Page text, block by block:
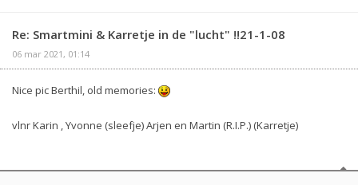
Re: Smartmini & Karretje in de "lucht" !!21-1-08
06 mar 2021, 01:14
Nice pic Berthil, old memories:
vlnr Karin , Yvonne (sleefje) Arjen en Martin (R.I.P.) (Karretje)